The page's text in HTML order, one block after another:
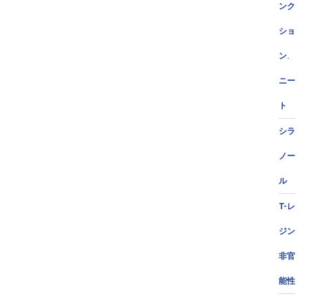
ンク
ショ
ン.
ニー
ト
シラ
ノー
ル
T-レ
ジン
非官
能性